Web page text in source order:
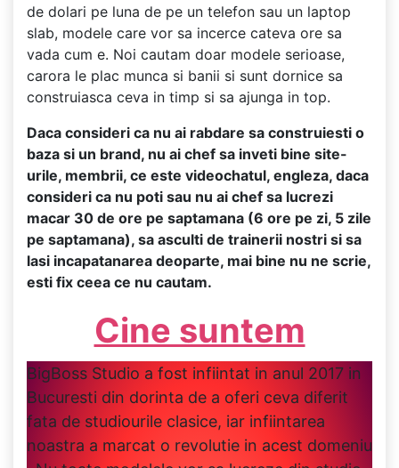
de dolari pe luna de pe un telefon sau un laptop
slab, modele care vor sa incerce cateva ore sa
vada cum e. Noi cautam doar modele serioase,
carora le plac munca si banii si sunt dornice sa
construiasca ceva in timp si sa ajunga in top.
Daca consideri ca nu ai rabdare sa construiesti o
baza si un brand, nu ai chef sa inveti bine site-
urile, membrii, ce este videochatul, engleza, daca
consideri ca nu poti sau nu ai chef sa lucrezi
macar 30 de ore pe saptamana (6 ore pe zi, 5 zile
pe saptamana), sa asculti de trainerii nostri si sa
lasi incapatanarea deoparte, mai bine nu ne scrie,
esti fix ceea ce nu cautam.
Cine suntem
BigBoss Studio a fost infiintat in anul 2017 in
Bucuresti din dorinta de a oferi ceva diferit
fata de studiourile clasice, iar infiintarea
noastra a marcat o revolutie in acest domeniu